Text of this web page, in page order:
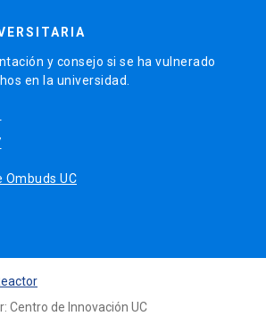
y consejo si se ha vulnerado
en la universidad.
Ombuds UC
Centro de Innovación UC